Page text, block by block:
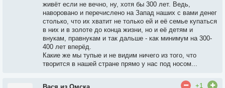
живёт если не вечно, ну, хотя бы 300 лет. Ведь,
наворовано и перечислено на Запад наших с вами денег
столько, что их хватит не только ей и её семье купаться
в них и в золоте до конца жизни, но и её детям и
внукам, правнукам и так дальше - как минимум на 300-
400 лет вперёд.
Какие же мы тупые и не видим ничего из того, что
творится в нашей стране прямо у нас под носом...
+1